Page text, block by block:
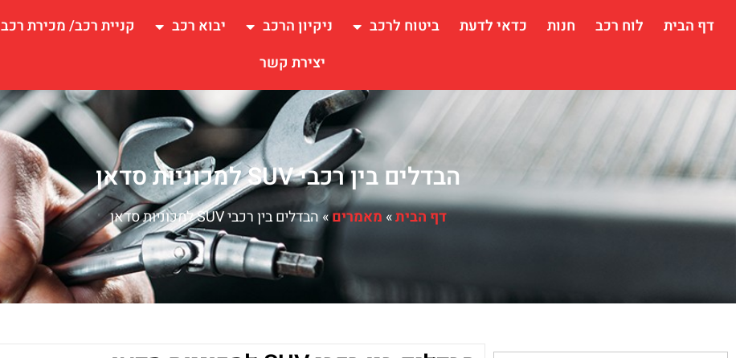
דף הבית לוח רכב חנות כדאי לדעת ביטוח לרכב ניקיון הרכב יבוא רכב קניית רכב/ מכירת רכב
יצירת קשר
הבדלים בין רכבי SUV למכוניות סדאן
דף הבית» מאמרים»הבדלים בין רכבי SUV למכוניות סדאן